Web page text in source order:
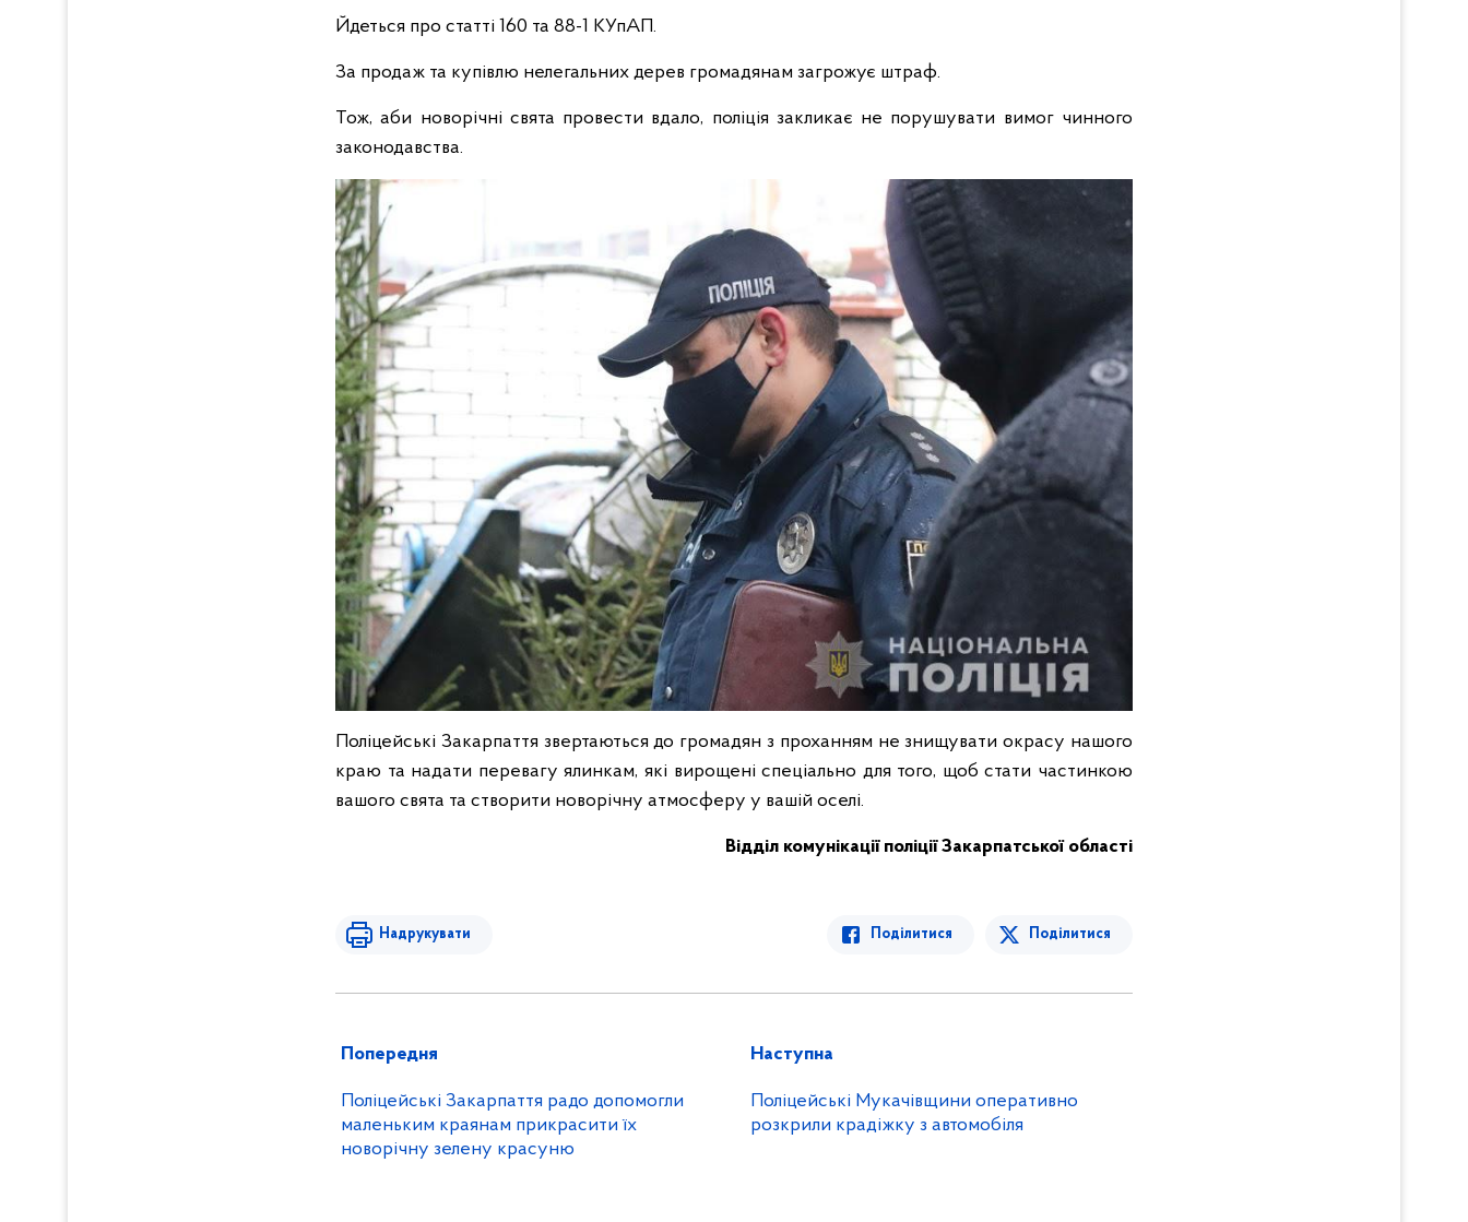
Йдеться про статті 160 та 88-1 КУпАП.
За продаж та купівлю нелегальних дерев громадянам загрожує штраф.
Тож, аби новорічні свята провести вдало, поліція закликає не порушувати вимог чинного
законодавства.
Поліцейські Закарпаття звертаються до громадян з проханням не знищувати окрасу нашого
краю та надати перевагу ялинкам, які вирощені спеціально для того, щоб стати частинкою
вашого свята та створити новорічну атмосферу у вашій оселі.
Відділ комунікації поліції Закарпатської області
Надрукувати Поділитися Поділитися
Попередня
Поліцейські Закарпаття радо допомогли
маленьким краянам прикрасити їх
новорічну зелену красуню
Наступна
Поліцейські Мукачівщини оперативно
розкрили крадіжку з автомобіля